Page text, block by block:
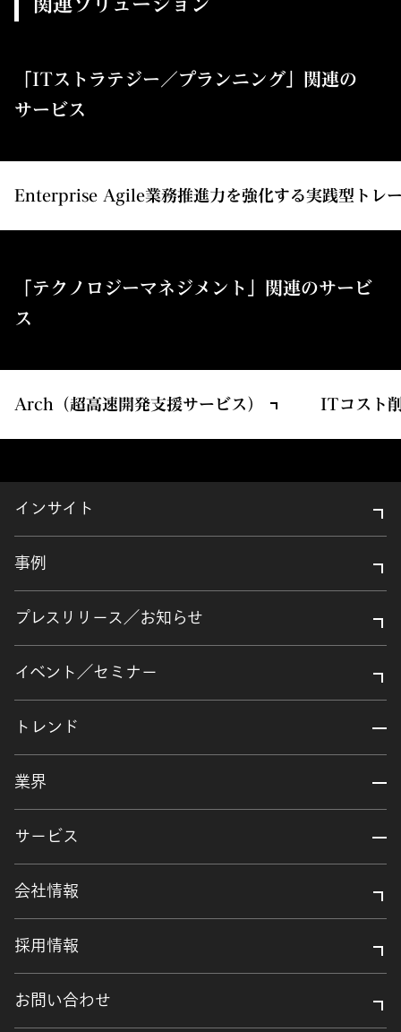
関連ソリューション
「ITストラテジー／プランニング」関連の
サービス
Enterprise Agile業務推進力を強化する実践型トレ
「テクノロジーマネジメント」関連のサービ
ス
Arch（超高速開発支援サービス） ITコスト
インサイト
事例
プレスリリース／お知らせ
イベント／セミナー
トレンド
業界
サービス
会社情報
採用情報
お問い合わせ